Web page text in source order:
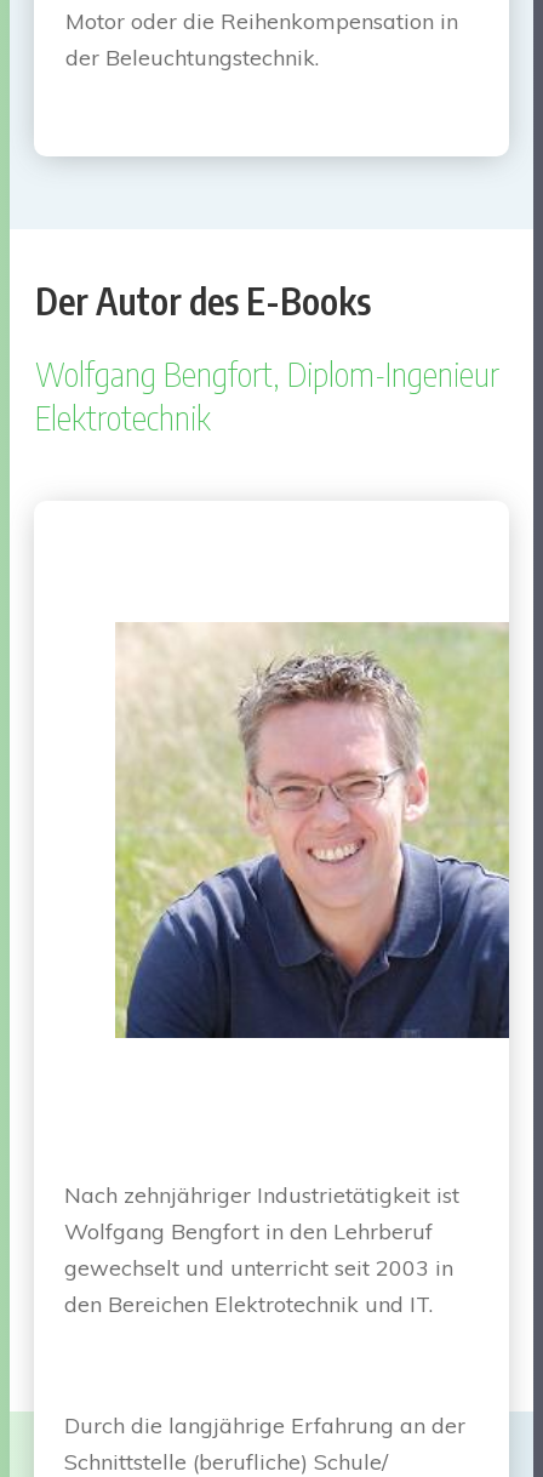
Motor oder die Reihenkompensation in
der Beleuchtungstechnik.
Der Autor des E-Books
Wolfgang Bengfort, Diplom-Ingenieur
Elektrotechnik
Nach zehnjähriger Industrietätigkeit ist
Wolfgang Bengfort in den Lehrberuf
gewechselt und unterricht seit 2003 in
den Bereichen Elektrotechnik und IT.
Durch die langjährige Erfahrung an der
Schnittstelle (berufliche) Schule/